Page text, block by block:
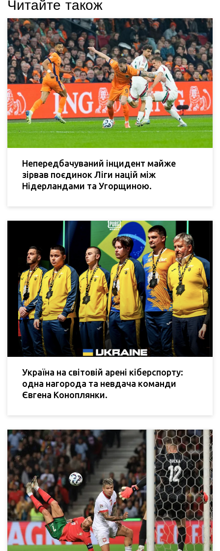
Читайте також
Непередбачуваний інцидент майже
зірвав поєдинок Ліги націй між
Нідерландами та Угорщиною.
Україна на світовій арені кіберспорту:
одна нагорода та невдача команди
Євгена Коноплянки.